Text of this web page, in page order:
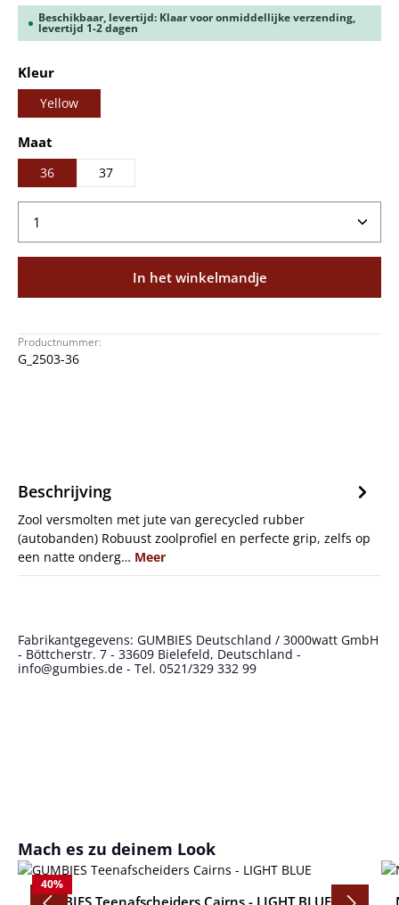
Beschikbaar, levertijd: Klaar voor onmiddellijke verzending,
levertijd 1-2 dagen
Selecteer
Kleur
Yellow
Selecteer
Maat
36 37
Producthoeveelheid: Voer de gewenste
In het winkelmandje
Productnummer:
G_2503-36
Beschrijving
Zool versmolten met jute van gerecycled rubber
(autobanden) Robuust zoolprofiel en perfecte grip, zelfs op
een natte onderg… Meer
Fabrikantgegevens: GUMBIES Deutschland / 3000watt GmbH
- Böttcherstr. 7 - 33609 Bielefeld, Deutschland -
info@gumbies.de - Tel. 0521/329 332 99
Productgalerij overslaan
Mach es zu deinem Look
40%
GUMBIES Teenafscheiders Cairns - LIGHT BLUE